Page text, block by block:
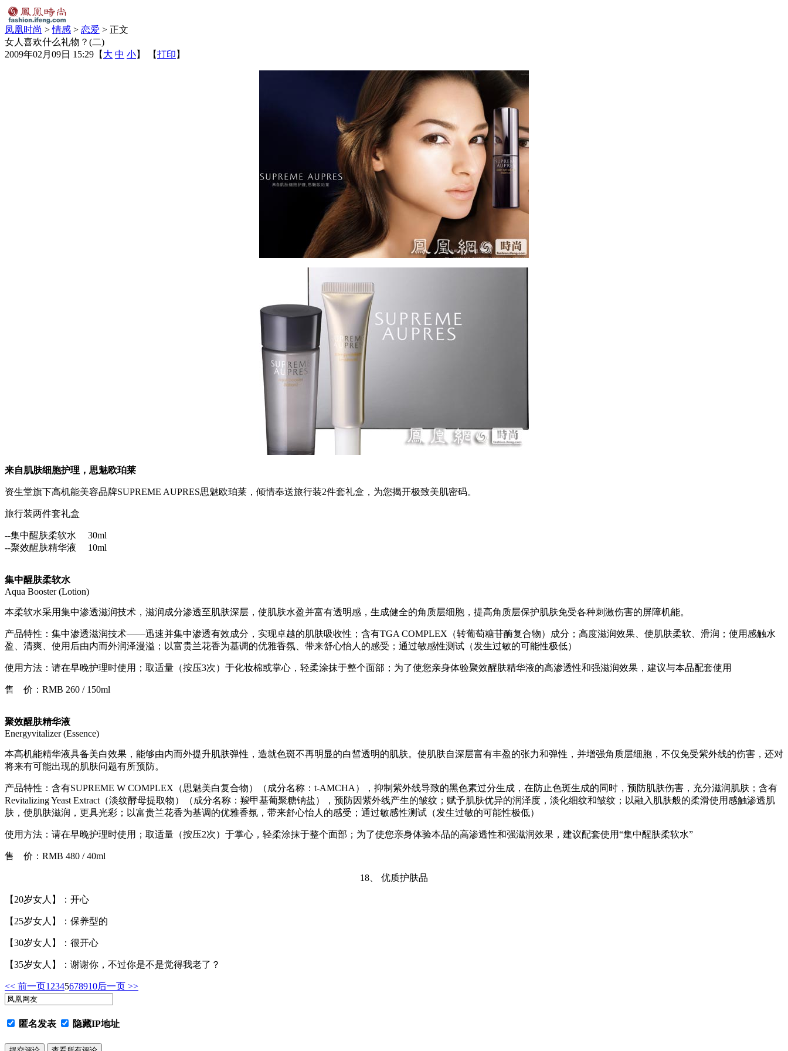
凤凰时尚 >情感 > 恋爱 > 正文
女人喜欢什么礼物？(二)
2009年02月09日 15:29 【 大 中 小】 【打印 】
来自肌肤细胞护理，思魅欧珀莱
资生堂旗下高机能美容品牌SUPREME AUPRES思魅欧珀莱，倾情奉送旅行装2件套礼盒，为您揭开极致美肌密码。
旅行装两件套礼盒
--集中醒肤柔软水 30ml
--聚效醒肤精华液 10ml
集中醒肤柔软水
Aqua Booster (Lotion)
本柔软水采用集中渗透滋润技术，滋润成分渗透至肌肤深层，使肌肤水盈并富有透明感，生成健全的角质层细胞，提高角质层保护肌肤免受各种刺激伤害的屏障机能。
产品特性：集中渗透滋润技术——迅速并集中渗透有效成分，实现卓越的肌肤吸收性；含有TGA COMPLEX（转葡萄糖苷酶复合物）成分；高度滋润效果、使肌肤柔软、滑润；使用感触水
盈、清爽、使用后由内而外润泽漫溢；以富贵兰花香为基调的优雅香氛、带来舒心怡人的感受；通过敏感性测试（发生过敏的可能性极低）
使用方法：请在早晚护理时使用；取适量（按压3次）于化妆棉或掌心，轻柔涂抹于整个面部；为了使您亲身体验聚效醒肤精华液的高渗透性和强滋润效果，建议与本品配套使用
售 价：RMB 260 / 150ml
聚效醒肤精华液
Energyvitalizer (Essence)
本高机能精华液具备美白效果，能够由内而外提升肌肤弹性，造就色斑不再明显的白皙透明的肌肤。使肌肤自深层富有丰盈的张力和弹性，并增强角质层细胞，不仅免受紫外线的伤害，还对
将来有可能出现的肌肤问题有所预防。
产品特性：含有SUPREME W COMPLEX（思魅美白复合物）（成分名称：t-AMCHA），抑制紫外线导致的黑色素过分生成，在防止色斑生成的同时，预防肌肤伤害，充分滋润肌肤；含有
Revitalizing Yeast Extract（淡纹酵母提取物）（成分名称：羧甲基葡聚糖钠盐），预防因紫外线产生的皱纹；赋予肌肤优异的润泽度，淡化细纹和皱纹；以融入肌肤般的柔滑使用感触渗透肌
肤，使肌肤滋润，更具光彩；以富贵兰花香为基调的优雅香氛，带来舒心怡人的感受；通过敏感性测试（发生过敏的可能性极低）
使用方法：请在早晚护理时使用；取适量（按压2次）于掌心，轻柔涂抹于整个面部；为了使您亲身体验本品的高渗透性和强滋润效果，建议配套使用“集中醒肤柔软水”
售 价：RMB 480 / 40ml
18、 优质护肤品
【20岁女人】：开心
【25岁女人】：保养型的
【30岁女人】：很开心
【35岁女人】：谢谢你，不过你是不是觉得我老了？
<< 前一页1 2345678910后一页 >>
匿名发表 隐藏IP地址